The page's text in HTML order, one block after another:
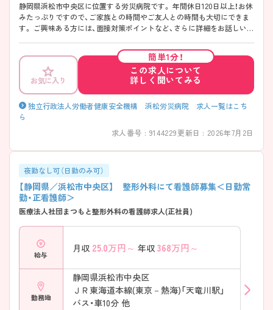
静岡県浜松市中央区に位置する労災病院です。 年間休日120日以上！お休
みたっぷりですので、ご家族との時間やご友人との時間も大切にできま
す。 ご興味ある方には、面接対策ポイントなど、さらに詳細をお話しいた
お気に入り
簡単1分！
この求人について
詳しく聞いてみる
独立行政法人労働者健康安全機構 浜松労災病院 求人一覧はこち
ら
求人番号 : 9144229更新日 : 2026年7月2日
夜勤なし可（日勤のみ可）
【静岡県／浜松市中央区】 整形外科にて看護師募集＜日勤常
勤・正看護師＞
医療法人社団まつもと整形外科の看護師求人(正社員)
給与
月収 25.0万円～ 年収 368万円～
勤務地
静岡県浜松市中央区
ＪＲ東海道本線(東京－熱海)「天竜川駅」
バス・車10分 他